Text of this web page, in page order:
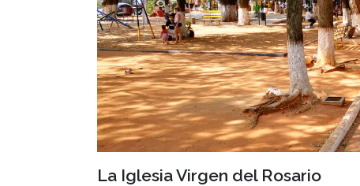
La Iglesia Virgen del Rosario